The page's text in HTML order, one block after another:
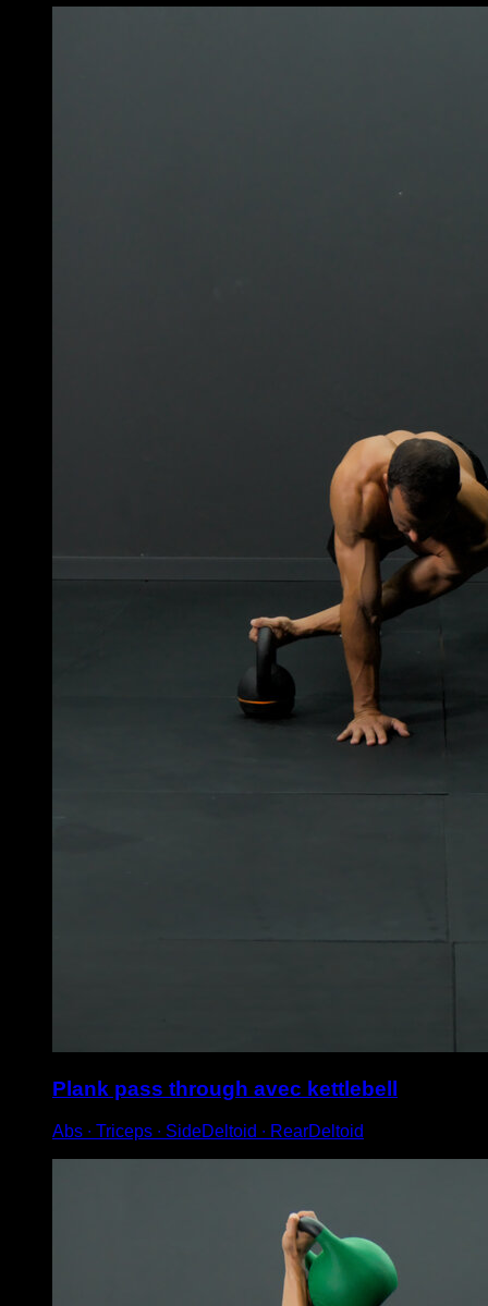
Plank pass through avec kettlebell
Abs ∙ Triceps ∙ SideDeltoid ∙ RearDeltoid